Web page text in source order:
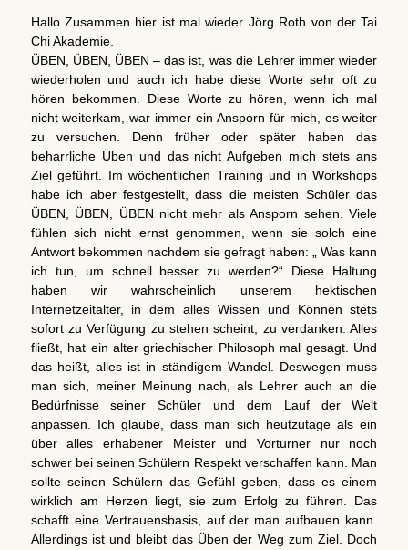
Hallo Zusammen hier ist mal wieder Jörg Roth von der Tai
Chi Akademie.
ÜBEN, ÜBEN, ÜBEN – das ist, was die Lehrer immer wieder
wiederholen und auch ich habe diese Worte sehr oft zu
hören bekommen. Diese Worte zu hören, wenn ich mal
nicht weiterkam, war immer ein Ansporn für mich, es weiter
zu versuchen. Denn früher oder später haben das
beharrliche Üben und das nicht Aufgeben mich stets ans
Ziel geführt. Im wöchentlichen Training und in Workshops
habe ich aber festgestellt, dass die meisten Schüler das
ÜBEN, ÜBEN, ÜBEN nicht mehr als Ansporn sehen. Viele
fühlen sich nicht ernst genommen, wenn sie solch eine
Antwort bekommen nachdem sie gefragt haben: „ Was kann
ich tun, um schnell besser zu werden?“ Diese Haltung
haben wir wahrscheinlich unserem hektischen
Internetzeitalter, in dem alles Wissen und Können stets
sofort zu Verfügung zu stehen scheint, zu verdanken. Alles
fließt, hat ein alter griechischer Philosoph mal gesagt. Und
das heißt, alles ist in ständigem Wandel. Deswegen muss
man sich, meiner Meinung nach, als Lehrer auch an die
Bedürfnisse seiner Schüler und dem Lauf der Welt
anpassen. Ich glaube, dass man sich heutzutage als ein
über alles erhabener Meister und Vorturner nur noch
schwer bei seinen Schülern Respekt verschaffen kann. Man
sollte seinen Schülern das Gefühl geben, dass es einem
wirklich am Herzen liegt, sie zum Erfolg zu führen. Das
schafft eine Vertrauensbasis, auf der man aufbauen kann.
Allerdings ist und bleibt das Üben der Weg zum Ziel. Doch